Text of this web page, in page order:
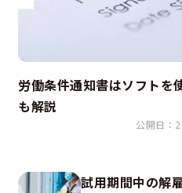
労働条件通知書はソフトを
も解説
公開日：
試用期間中の解